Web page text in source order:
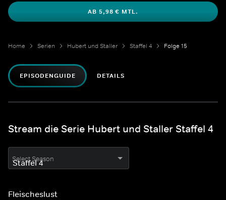
AB 5,98 € MTL.
Home Serien Hubert und Staller Staffel 4 Folge 15
EPISODENGUIDE DETAILS
Stream die Serie Hubert und Staller Staffel 4
Select Season
Fleischeslust